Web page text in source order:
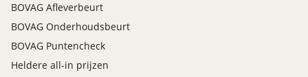
BOVAG Afleverbeurt
BOVAG Onderhoudsbeurt
BOVAG Puntencheck
Heldere all-in prijzen